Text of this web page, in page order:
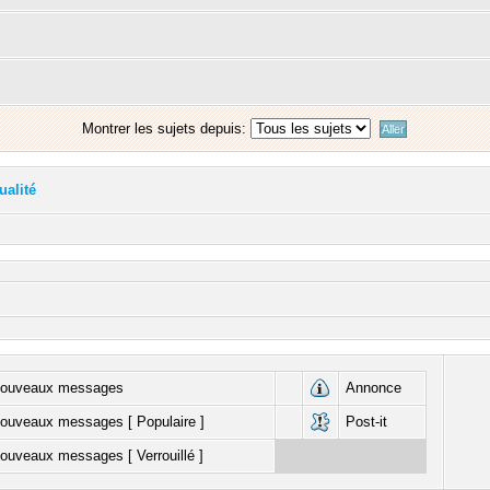
Montrer les sujets depuis:
messages Annonce
messages [ Populaire ] Post-it
messages [ Verrouillé ]